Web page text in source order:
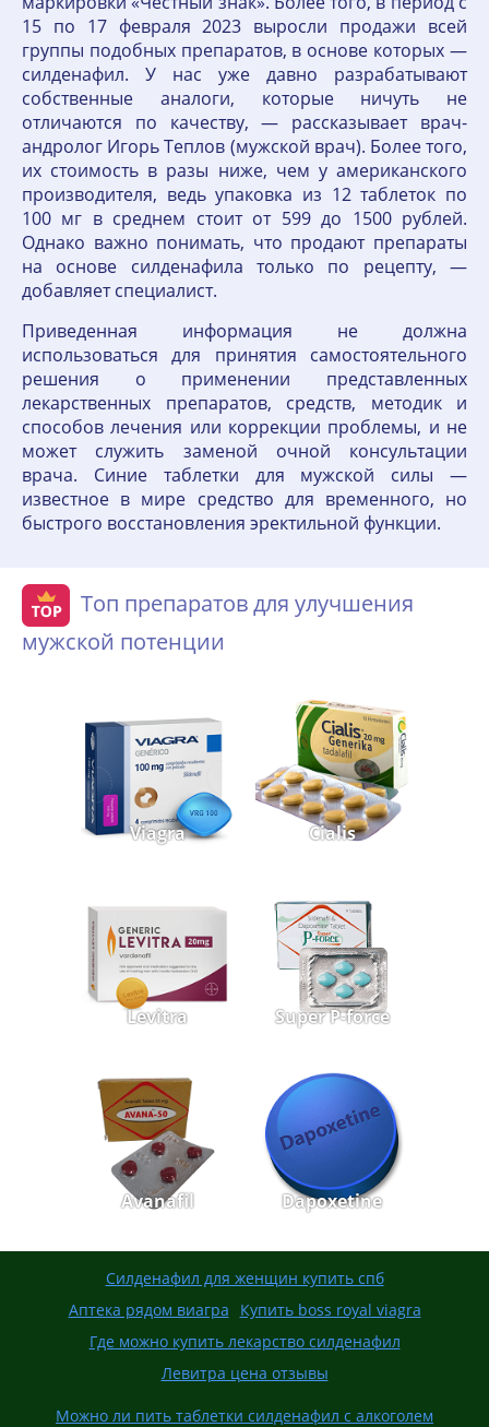
15 по 17 февраля 2023 выросли продажи всей
группы подобных препаратов, в основе которых —
силденафил. У нас уже давно разрабатывают
собственные аналоги, которые ничуть не
отличаются по качеству, — рассказывает врач-
андролог Игорь Теплов (мужской врач). Более того,
их стоимость в разы ниже, чем у американского
производителя, ведь упаковка из 12 таблеток по
100 мг в среднем стоит от 599 до 1500 рублей.
Однако важно понимать, что продают препараты
на основе силденафила только по рецепту, —
добавляет специалист.
Приведенная информация не должна
использоваться для принятия самостоятельного
решения о применении представленных
лекарственных препаратов, средств, методик и
способов лечения или коррекции проблемы, и не
может служить заменой очной консультации
врача. Синие таблетки для мужской силы —
известное в мире средство для временного, но
быстрого восстановления эректильной функции.
Топ препаратов для улучшения
мужской потенции
Viagra Cialis
Levitra Super P-force
Avanafil Dapoxetine
Силденафил для женщин купить спб
Аптека рядом виагра
Купить boss royal viagra
Где можно купить лекарство силденафил
Левитра цена отзывы
Можно ли пить таблетки силденафил с алкоголем